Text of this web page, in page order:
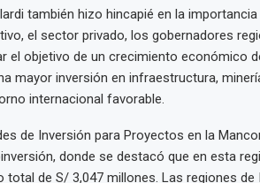
también hizo hincapié en la importancia
el sector privado, los gobernadores
el objetivo de un crecimiento económico
mayor inversión en infraestructura,
internacional favorable.
de Inversión para Proyectos en la
donde se destacó que en esta
de S/ 3,047 millones. Las regiones de